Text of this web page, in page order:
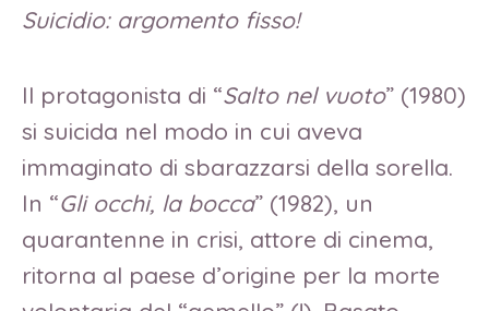
Suicidio: argomento fisso!
Il protagonista di “Salto nel vuoto” (1980)
si suicida nel modo in cui aveva
immaginato di sbarazzarsi della sorella.
In “Gli occhi, la bocca” (1982), un
quarantenne in crisi, attore di cinema,
ritorna al paese d’origine per la morte